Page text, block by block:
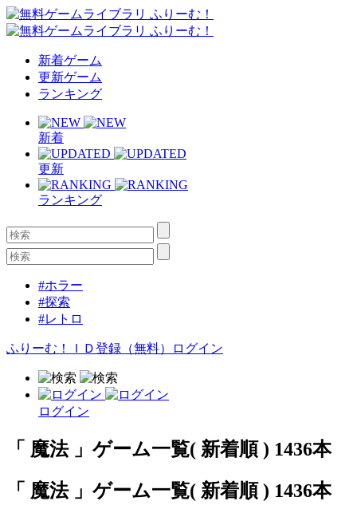
新着ゲーム
更新ゲーム
ランキング
新着
更新
ランキング
#ホラー
#探索
#レトロ
ふりーむ！ＩＤ登録（無料） ログイン
ログイン
「 魔法 」ゲーム一覧( 新着順 ) 1436本
「 魔法 」ゲーム一覧( 新着順 ) 1436本